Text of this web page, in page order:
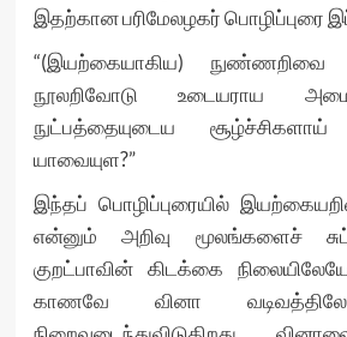
இதற்கான பரிமேலழகர் பொழிப்புரை
“(இயற்கையாகிய) நுண்ணறிவை
நூலறிவோடு உடையராய
நுட்பத்தையுடைய
யாவையுள?”
இந்தப் பொழிப்புரையில்
என்னும் அறிவு மூலங்களைச்
குறட்பாவின் கிடக்கை
காணவே வினா